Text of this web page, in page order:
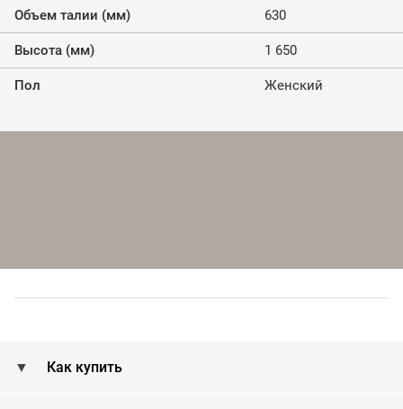
Объем талии (мм) 630
Высота (мм) 1 650
Пол Женский
Как купить